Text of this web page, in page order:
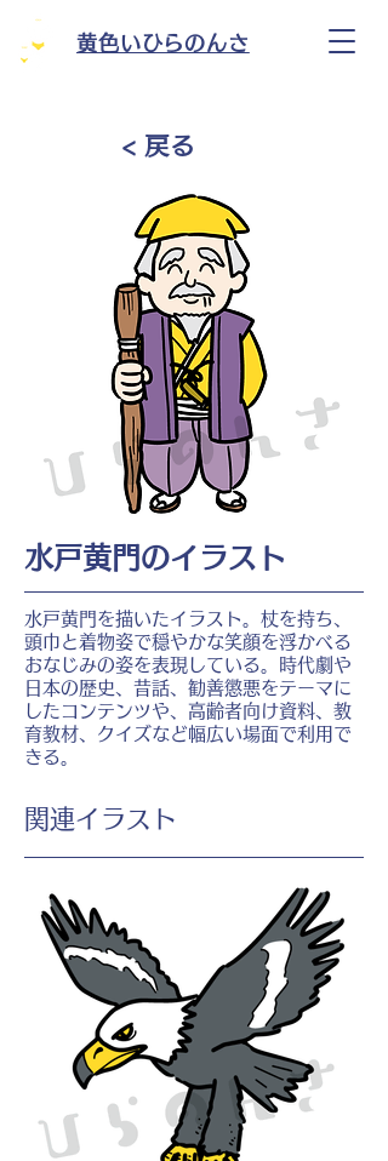
黄色いひらのんさ
< 戻る
水戸黄門のイラスト
水戸黄門を描いたイラスト。杖を持ち、
頭巾と着物姿で穏やかな笑顔を浮かべる
おなじみの姿を表現している。時代劇や
日本の歴史、昔話、勧善懲悪をテーマに
したコンテンツや、高齢者向け資料、教
育教材、クイズなど幅広い場面で利用で
きる。
​関連イラスト